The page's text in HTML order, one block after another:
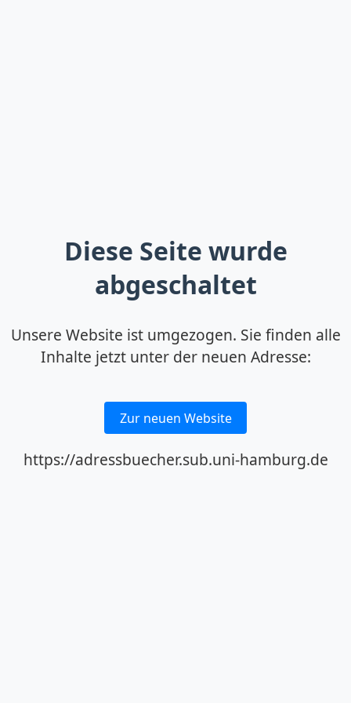
Diese Seite wurde
abgeschaltet
Unsere Website ist umgezogen. Sie finden alle
Inhalte jetzt unter der neuen Adresse:
Zur neuen Website
https://adressbuecher.sub.uni-hamburg.de